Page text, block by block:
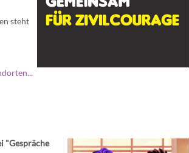
steht
"Gespräche